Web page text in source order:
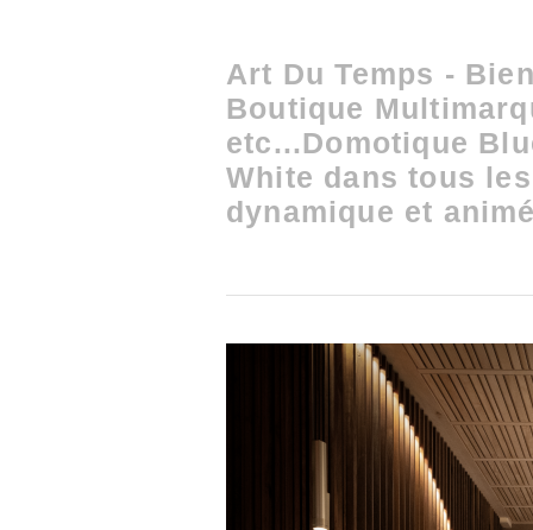
Art Du Temps -
Boutique
etc...Domotique
White dans tous
dynamique et